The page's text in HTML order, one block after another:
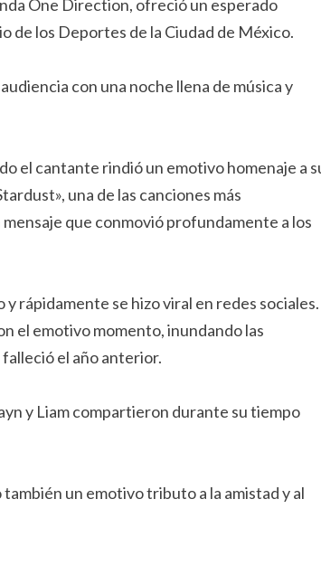
One Direction, ofreció un esperado
de los Deportes de la Ciudad de México.
con una noche llena de música y
el cantante rindió un emotivo homenaje a
una de las canciones más
que conmovió profundamente a los
rápidamente se hizo viral en redes sociales.
el emotivo momento, inundando las
el año anterior.
y Liam compartieron durante su tiempo
un emotivo tributo a la amistad y al